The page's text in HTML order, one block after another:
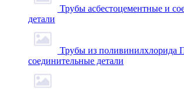
Трубы асбестоцементные и
детали
Трубы из
соединительные детали